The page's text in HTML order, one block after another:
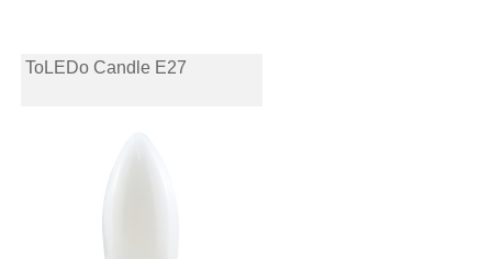
ToLEDo Candle E27